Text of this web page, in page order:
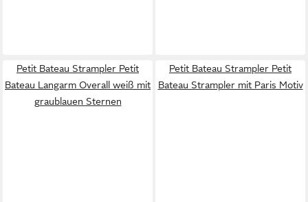
Petit Bateau Strampler Petit
Bateau Langarm Overall weiß mit
graublauen Sternen
Petit Bateau Strampler Petit
Bateau Strampler mit Paris Motiv